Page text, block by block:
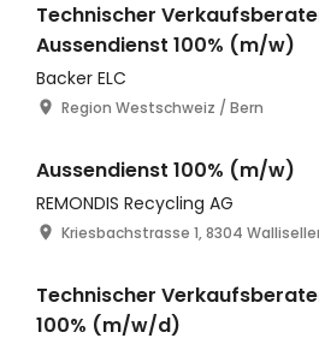
Technischer
Aussendienst 100% (m/w)
Backer ELC
Region Westschweiz / Bern
Aussendienst 100% (m/w)
REMONDIS Recycling AG
Kriesbachstrasse 1, 8304
Technischer
100% (m/w/d)